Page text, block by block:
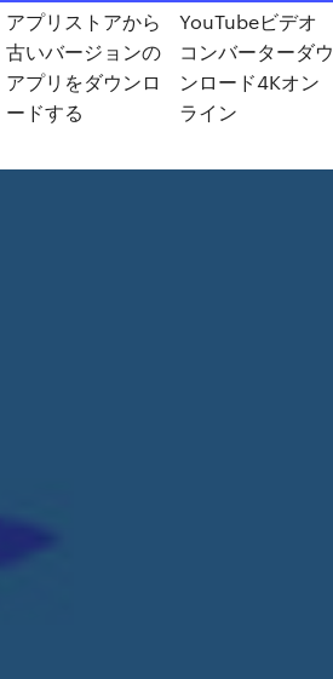
アプリストアから
古いバージョンの
アプリをダウンロ
ードする
YouTubeビデオ
コンバーターダウ
ンロード4Kオン
ライン